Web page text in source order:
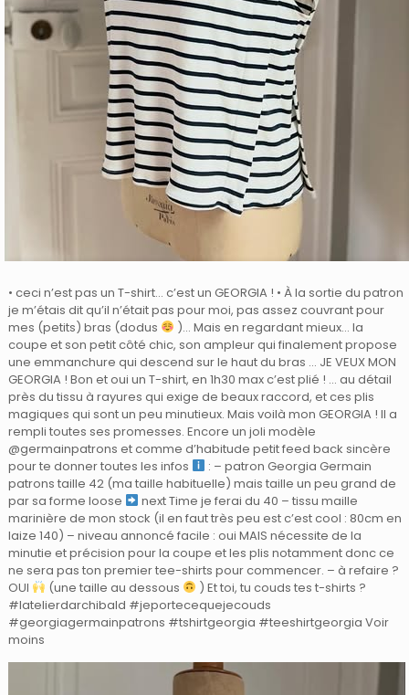
• ceci n’est pas un T-shirt… c’est un GEORGIA ! • À la sortie du patron
je m’étais dit qu’il n’était pas pour moi, pas assez couvrant pour
mes (petits) bras (dodus
)… Mais en regardant mieux… la
coupe et son petit côté chic, son ampleur qui finalement propose
une emmanchure qui descend sur le haut du bras … JE VEUX MON
GEORGIA ! Bon et oui un T-shirt, en 1h30 max c’est plié ! … au détail
près du tissu à rayures qui exige de beaux raccord, et ces plis
magiques qui sont un peu minutieux. Mais voilà mon GEORGIA ! Il a
rempli toutes ses promesses. Encore un joli modèle
@germainpatrons et comme d’habitude petit feed back sincère
pour te donner toutes les infos
: – patron Georgia Germain
patrons taille 42 (ma taille habituelle) mais taille un peu grand de
par sa forme loose
next Time je ferai du 40 – tissu maille
marinière de mon stock (il en faut très peu est c’est cool : 80cm en
laize 140) – niveau annoncé facile : oui MAIS nécessite de la
minutie et précision pour la coupe et les plis notamment donc ce
ne sera pas ton premier tee-shirts pour commencer. – à refaire ?
OUI
(une taille au dessous
) Et toi, tu couds tes t-shirts ?
#latelierdarchibald #jeportecequejecouds
#georgiagermainpatrons #tshirtgeorgia #teeshirtgeorgia Voir
moins